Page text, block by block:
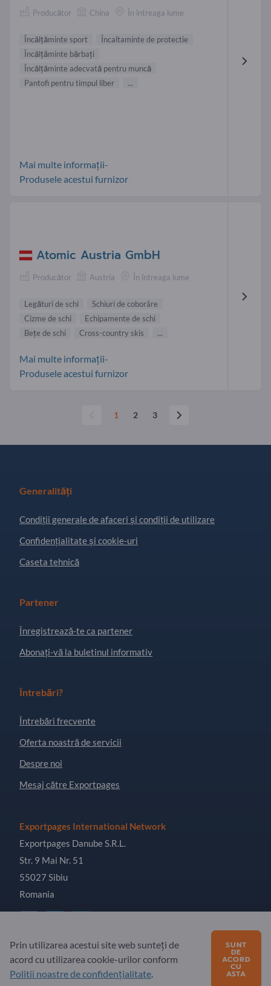
Producător China În întreaga lume
Încălţăminte sport
Încaltaminte de protectie
Încălţăminte bărbaţi
Încălţăminte adecvată pentru muncă
Pantofi pentru timpul liber
...
Mai multe informații-
Produsele acestui furnizor
Atomic Austria GmbH
Producător Austria În întreaga lume
Legături de schi
Schiuri de coborâre
Cizme de schi
Echipamente de schi
Beţe de schi
Cross-country skis ...
Mai multe informații-
Produsele acestui furnizor
1 2 3
Generalități
Condiţii generale de afaceri și condiții de utilizare
Confidențialitate și cookie-uri
Caseta tehnică
Partener
Înregistrează-te ca partener
Abonați-vă la buletinul informativ
Întrebări?
Întrebări frecvente
Oferta noastră de servicii
Despre noi
Mesaj către Exportpages
Exportpages International Network
Exportpages Danube S.R.L.
Str. 9 Mai Nr. 51
55027 Sibiu
Romania
Copyright © 2026 Exportpages International GmbH. All
Rights Reserved.
Prin utilizarea acestui site web sunteți de
acord cu utilizarea cookie-urilor conform
Politii noastre de confidențialitate.
SUNT
DE
ACORD
CU
ASTA